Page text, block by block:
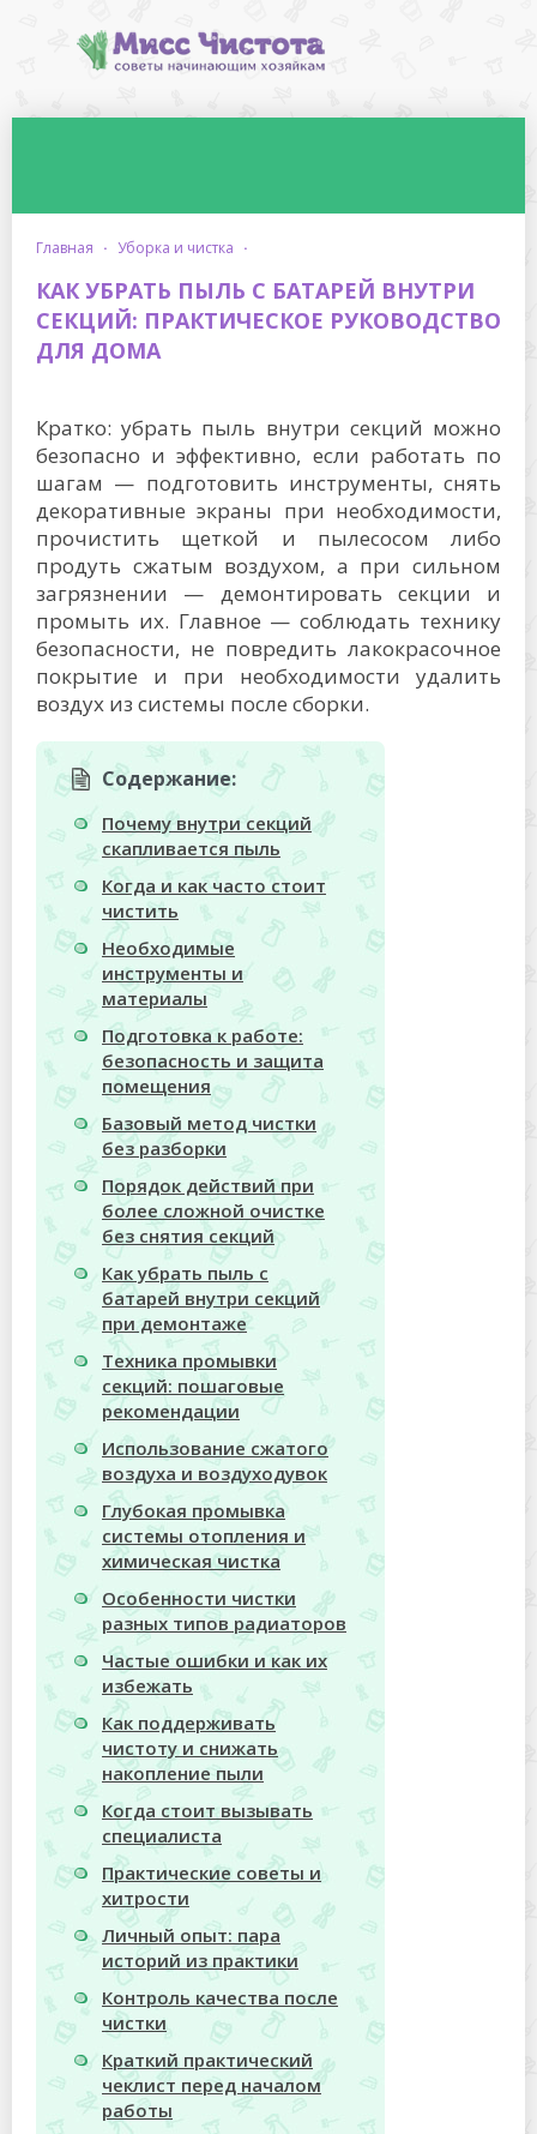
главная · уборка и чистка ·
КАК УБРАТЬ ПЫЛЬ С БАТАРЕЙ ВНУТРИ
СЕКЦИЙ: ПРАКТИЧЕСКОЕ РУКОВОДСТВО
ДЛЯ ДОМА
Кратко: убрать пыль внутри секций можно
безопасно и эффективно, если работать по
шагам — подготовить инструменты, снять
декоративные экраны при необходимости,
прочистить щеткой и пылесосом либо
продуть сжатым воздухом, а при сильном
загрязнении — демонтировать секции и
промыть их. Главное — соблюдать технику
безопасности, не повредить лакокрасочное
покрытие и при необходимости удалить
воздух из системы после сборки.
Содержание:
Почему внутри секций
скапливается пыль
Когда и как часто стоит
чистить
Необходимые
инструменты и
материалы
Подготовка к работе:
безопасность и защита
помещения
Базовый метод чистки
без разборки
Порядок действий при
более сложной очистке
без снятия секций
Как убрать пыль с
батарей внутри секций
при демонтаже
Техника промывки
секций: пошаговые
рекомендации
Использование сжатого
воздуха и воздуходувок
Глубокая промывка
системы отопления и
химическая чистка
Особенности чистки
разных типов радиаторов
Частые ошибки и как их
избежать
Как поддерживать
чистоту и снижать
накопление пыли
Когда стоит вызывать
специалиста
Практические советы и
хитрости
Личный опыт: пара
историй из практики
Контроль качества после
чистки
Краткий практический
чеклист перед началом
работы